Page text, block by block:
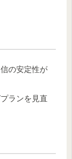
の安定性が
ランを見直